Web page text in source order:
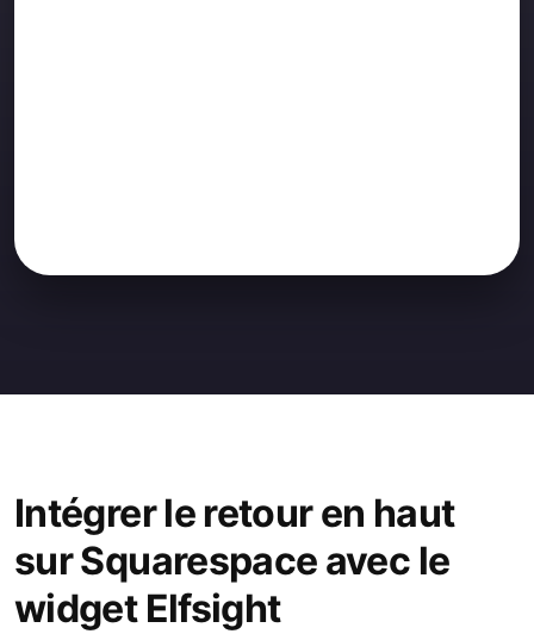
Intégrer le retour en haut
sur Squarespace avec le
widget Elfsight